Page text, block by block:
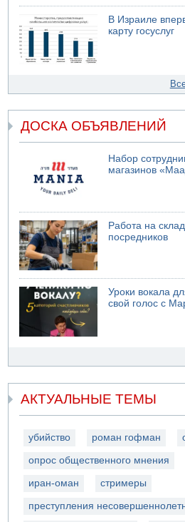
В Израиле
карту госуслуг
ДОСКА ОБЪЯВЛЕНИЙ
Набор
магазинов
Работа на
посредников
Уроки вокала
свой голос с
АКТУАЛЬНЫЕ ТЕМЫ
убийство роман гофман
опрос общественного мнения
иран-оман стримеры
преступления